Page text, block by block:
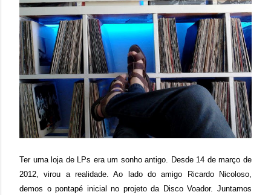
Ter uma loja de LPs era um sonho antigo. Desde 14 de março de
2012, virou a realidade. Ao lado do amigo Ricardo Nicoloso,
demos o pontapé inicial no projeto da Disco Voador. Juntamos